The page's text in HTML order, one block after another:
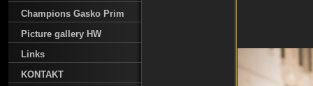
Champions Gasko Prim
Picture gallery HW
Links
KONTAKT